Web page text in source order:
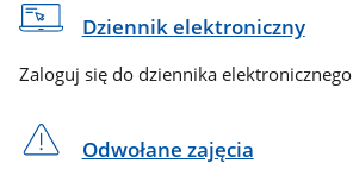
Dziennik elektroniczny
Zaloguj się do dziennika elektronicznego
Odwołane zajęcia